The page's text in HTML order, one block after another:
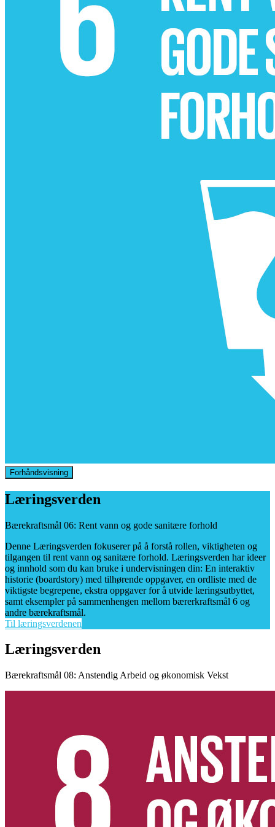
Forhåndsvisning
Læringsverden
Bærekraftsmål 06: Rent vann og gode sanitære forhold
Denne Læringsverden fokuserer på å forstå rollen, viktigheten og
tilgangen til rent vann og sanitære forhold. Læringsverden har ideer
og innhold som du kan bruke i undervisningen din: En interaktiv
historie (boardstory) med tilhørende oppgaver, en ordliste med de
viktigste begrepene, ekstra oppgaver for å utvide læringsutbyttet,
samt eksempler på sammenhengen mellom bærerkraftsmål 6 og
andre bærekraftsmål.
Til læringsverdenen
Læringsverden
Bærekraftsmål 08: Anstendig Arbeid og økonomisk Vekst